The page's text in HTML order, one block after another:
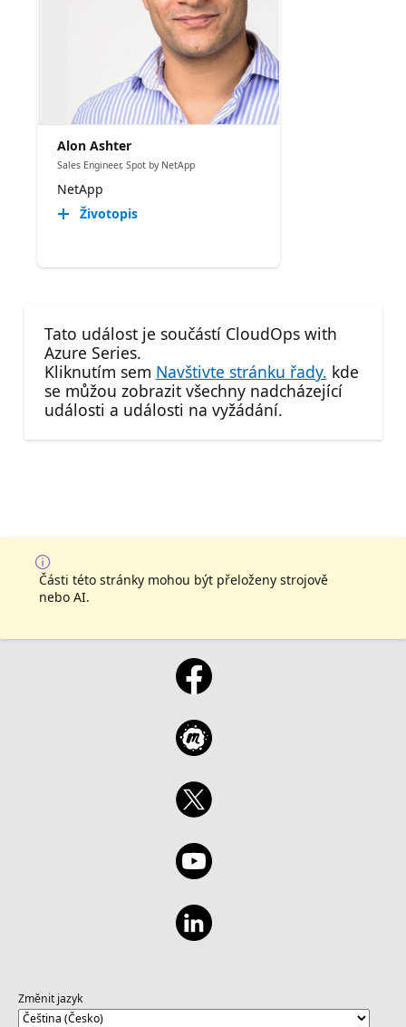
Alon Ashter
Sales Engineer, Spot by NetApp
NetApp
Životopis
Tato událost je součástí CloudOps with
Azure Series.
Kliknutím sem Navštivte stránku řady. kde
se můžou zobrazit všechny nadcházející
události a události na vyžádání.
Části této stránky mohou být přeloženy strojově
nebo AI.
Změnit jazyk